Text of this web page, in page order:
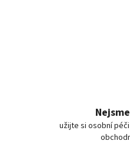
užijte si osobní